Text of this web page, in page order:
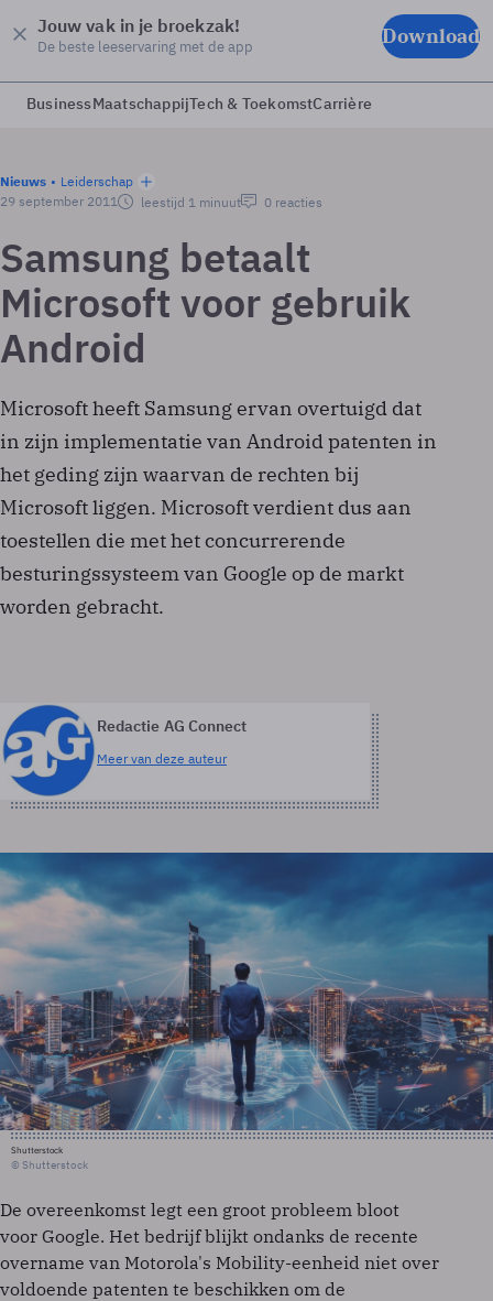
Jouw vak in je broekzak!
De beste leeservaring met de app Download
BusinessMaatschappijTech & ToekomstCarrière
Nieuws
Leiderschap
29 september 2011
leestijd 1 minuut 0 reacties
Samsung betaalt
Microsoft voor gebruik
Android
Microsoft heeft Samsung ervan overtuigd dat
in zijn implementatie van Android patenten in
het geding zijn waarvan de rechten bij
Microsoft liggen. Microsoft verdient dus aan
toestellen die met het concurrerende
besturingssysteem van Google op de markt
worden gebracht.
Redactie AG Connect
Meer van deze auteur
Shutterstock
© Shutterstock
De overeenkomst legt een groot probleem bloot
voor Google. Het bedrijf blijkt ondanks de recente
overname van Motorola's Mobility-eenheid niet over
voldoende patenten te beschikken om de